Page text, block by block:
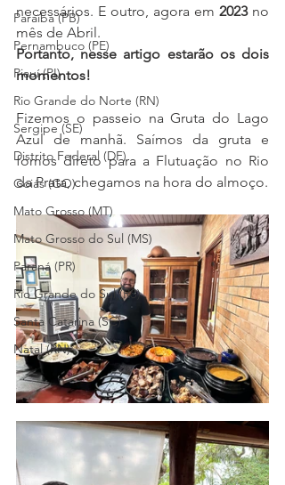
Paraíba (PB)
Pernambuco (PE)
Piauí (PI)
Rio Grande do Norte (RN)
Sergipe (SE)
Distrito Federal (DF)
Goiás (GO)
Mato Grosso (MT)
Mato Grosso do Sul (MS)
Paraná (PR)
Rio Grande do Sul (RS)
Santa Catarina (SC)
Natal (RN)
necessários. E outro, agora em 2023 no
mês de Abril.
Portanto, nesse artigo estarão os dois
momentos!
Fizemos o passeio na Gruta do Lago
Azul de manhã. Saímos da gruta e
fomos direto para a Flutuação no Rio
da Prata, chegamos na hora do almoço.